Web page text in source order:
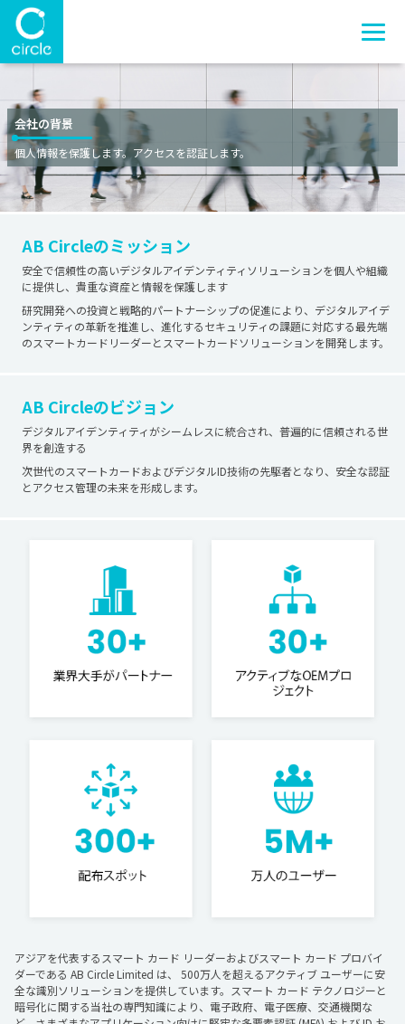
会社の背景
個人情報を保護します。アクセスを認証します。
AB Circleのミッション
安全で信頼性の高いデジタルアイデンティティソリューションを個人や組織
に提供し、貴重な資産と情報を保護します
研究開発への投資と戦略的パートナーシップの促進により、デジタルアイデ
ンティティの革新を推進し、進化するセキュリティの課題に対応する最先端
のスマートカードリーダーとスマートカードソリューションを開発します。
AB Circleのビジョン
デジタルアイデンティティがシームレスに統合され、普遍的に信頼される世
界を創造する
次世代のスマートカードおよびデジタルID技術の先駆者となり、安全な認証
とアクセス管理の未来を形成します。
アジアを代表するスマート カード リーダーおよびスマート カード プロバイ
ダーである AB Circle Limited は、 500万人を超えるアクティブ ユーザーに安
全な識別ソリューションを提供しています。スマート カード テクノロジーと
暗号化に関する当社の専門知識により、電子政府、電子医療、交通機関な